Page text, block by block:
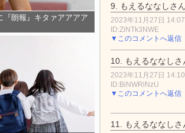
『朗報』キタァアアアア
9. もえるななしさん
2023年11月27日
ID:ZiNTk3NWE
▼このコメントへ返信
10. もえるななしさ
2023年11月27日
ID:BiNWRlNzU
▼このコメントへ返信
11. もえるななしさ